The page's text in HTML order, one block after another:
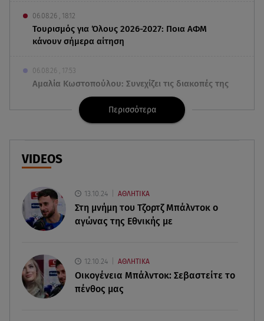
06.08.26 , 18:12
Τουρισμός για Όλους 2026-2027: Ποια ΑΦΜ
κάνουν σήμερα αίτηση
06.08.26 , 17:53
Αμαλία Κωστοπούλου: Συνεχίζει τις διακοπές της
στο κοσμοπολίτικο Κάπρι
Mercedes-Benz GLB: Τώρα με όφελος 2.000
Συμφωνία Ιράν – Ομάν για τα Στενά του Ορμούζ
06.08.26 , 17:12
06.08.26 , 16:57
Άνω Λιόσια: Πήγε να κλέψει καλώδια, έπαθε
Περισσότερα
VIDEOS
13.10.24 ΑΘΛΗΤΙΚΑ
Στη μνήμη του Τζορτζ Μπάλντοκ ο
αγώνας της Εθνικής με
12.10.24 ΑΘΛΗΤΙΚΑ
Οικογένεια Μπάλντοκ: Σεβαστείτε το
πένθος μας